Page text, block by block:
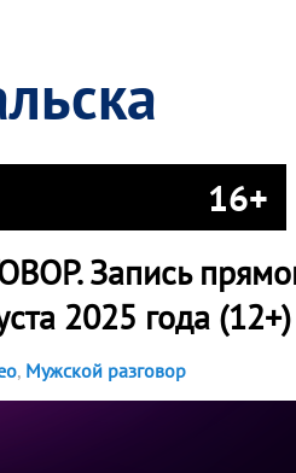
16+
Запись
2025 года (12+)
, Мужской разговор